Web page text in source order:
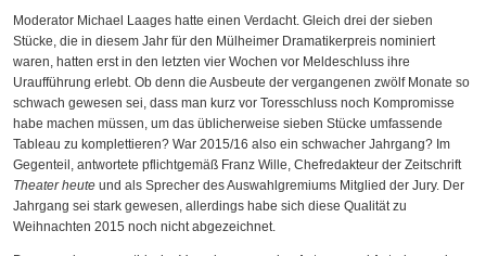
Moderator Michael Laages hatte einen Verdacht. Gleich drei der sieben
Stücke, die in diesem Jahr für den Mülheimer Dramatikerpreis nominiert
waren, hatten erst in den letzten vier Wochen vor Meldeschluss ihre
Uraufführung erlebt. Ob denn die Ausbeute der vergangenen zwölf Monate so
schwach gewesen sei, dass man kurz vor Toresschluss noch Kompromisse
habe machen müssen, um das üblicherweise sieben Stücke umfassende
Tableau zu komplettieren? War 2015/16 also ein schwacher Jahrgang? Im
Gegenteil, antwortete pflichtgemäß Franz Wille, Chefredakteur der Zeitschrift
Theater heute und als Sprecher des Auswahlgremiums Mitglied der Jury. Der
Jahrgang sei stark gewesen, allerdings habe sich diese Qualität zu
Weihnachten 2015 noch nicht abgezeichnet.